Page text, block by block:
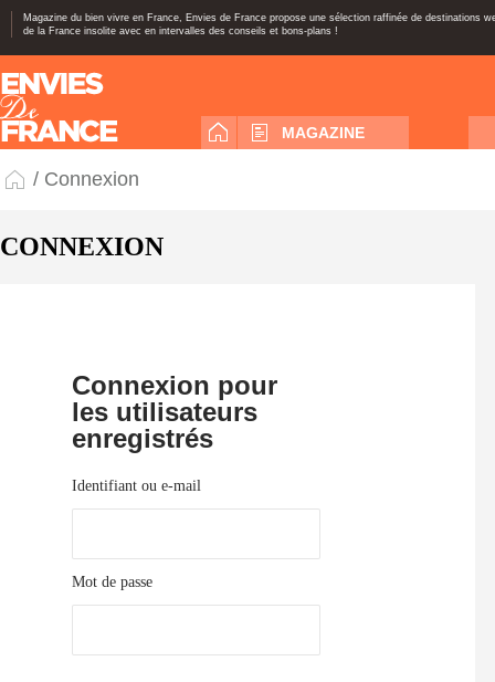
Magazine du bien vivre en France, Envies de France propose une sélection raffinée de destinations
de la France insolite avec en intervalles des conseils et bons-plans !
MAGAZINE
/ Connexion
CONNEXION
Connexion pour
les utilisateurs
enregistrés
Identifiant ou e-mail
Mot de passe